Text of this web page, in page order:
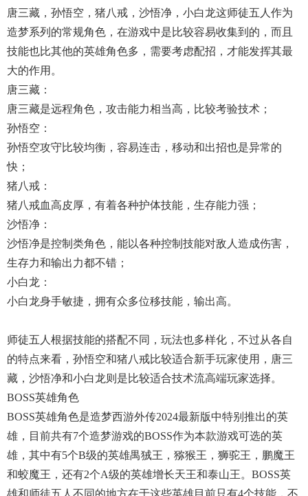
唐三藏，孙悟空，猪八戒，沙悟净，小白龙这师徒五人作为
造梦系列的常规角色，在游戏中是比较容易收集到的，而且
技能也比其他的英雄角色多，需要考虑配招，才能发挥其最
大的作用。
唐三藏：
唐三藏是远程角色，攻击能力相当高，比较考验技术；
孙悟空：
孙悟空攻守比较均衡，容易连击，移动和出招也是异常的
快；
猪八戒：
猪八戒血高皮厚，有着各种护体技能，生存能力强；
沙悟净：
沙悟净是控制类角色，能以各种控制技能对敌人造成伤害，
生存力和输出力都不错；
小白龙：
小白龙身手敏捷，拥有众多位移技能，输出高。
师徒五人根据技能的搭配不同，玩法也多样化，不过从各自
的特点来看，孙悟空和猪八戒比较适合新手玩家使用，唐三
藏，沙悟净和小白龙则是比较适合技术流高端玩家选择。
BOSS英雄角色
BOSS英雄角色是造梦西游外传2024最新版中特别推出的英
雄，目前共有7个造梦游戏的BOSS作为本款游戏可选的英
雄，其中有5个B级的英雄禺狨王，猕猴王，狮驼王，鹏魔王
和蛟魔王，还有2个A级的英雄增长天王和泰山王。BOSS英
雄和师徒五人不同的地方在于这些英雄目前只有4个技能，不